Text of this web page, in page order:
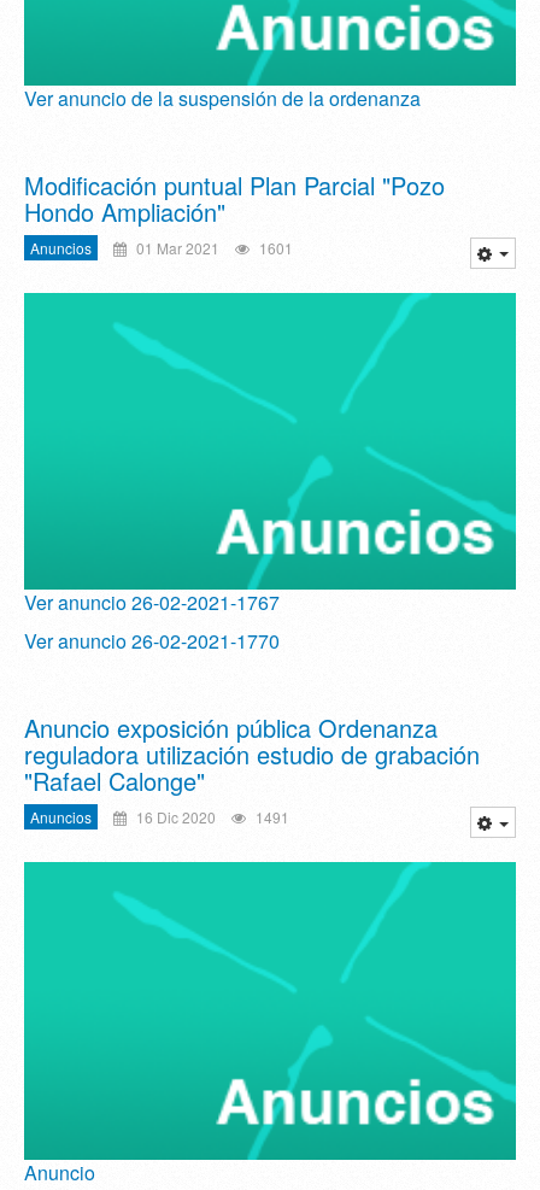
Ver anuncio de la suspensión de la ordenanza
Modificación puntual Plan Parcial "Pozo
Hondo Ampliación"
Anuncios 01 Mar 2021 1601
Ver anuncio 26-02-2021-1767
Ver anuncio 26-02-2021-1770
Anuncio exposición pública Ordenanza
reguladora utilización estudio de grabación
"Rafael Calonge"
Anuncios 16 Dic 2020 1491
Anuncio